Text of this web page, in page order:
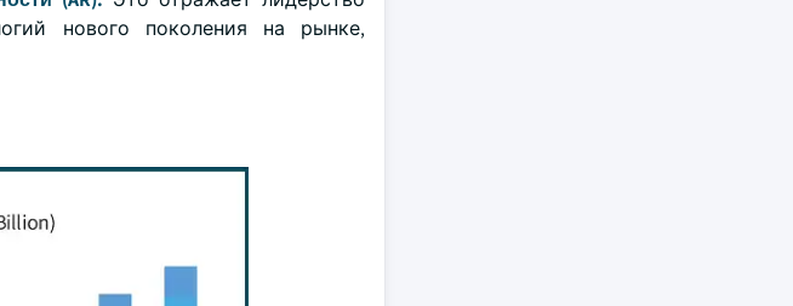
нового поколения на рынке,